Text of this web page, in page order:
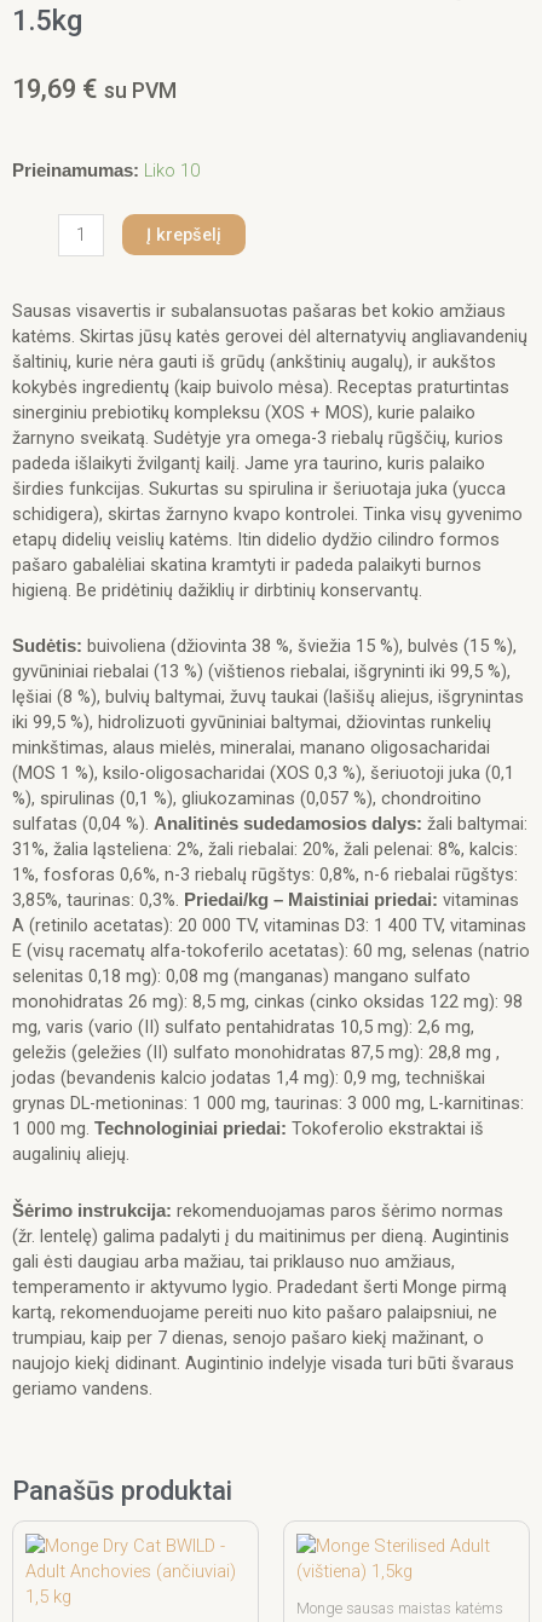
1.5kg
19,69 € su PVM
Prieinamumas: Liko 10
produkto
Monge
sausas
pašaras
katėms
su
buivoliena,
bulvėmis
ir
lęšiais
1.5kg
Į krepšelį
Sausas visavertis ir subalansuotas pašaras bet kokio amžiaus
katėms. Skirtas jūsų katės gerovei dėl alternatyvių angliavandenių
šaltinių, kurie nėra gauti iš grūdų (ankštinių augalų), ir aukštos
kokybės ingredientų (kaip buivolo mėsa). Receptas praturtintas
sinerginiu prebiotikų kompleksu (XOS + MOS), kurie palaiko
žarnyno sveikatą. Sudėtyje yra omega-3 riebalų rūgščių, kurios
padeda išlaikyti žvilgantį kailį. Jame yra taurino, kuris palaiko
širdies funkcijas. Sukurtas su spirulina ir šeriuotaja juka (yucca
schidigera), skirtas žarnyno kvapo kontrolei. Tinka visų gyvenimo
etapų didelių veislių katėms. Itin didelio dydžio cilindro formos
pašaro gabalėliai skatina kramtyti ir padeda palaikyti burnos
higieną. Be pridėtinių dažiklių ir dirbtinių konservantų.
Sudėtis: buivoliena (džiovinta 38 %, šviežia 15 %), bulvės (15 %),
gyvūniniai riebalai (13 %) (vištienos riebalai, išgryninti iki 99,5 %),
lęšiai (8 %), bulvių baltymai, žuvų taukai (lašišų aliejus, išgrynintas
iki 99,5 %), hidrolizuoti gyvūniniai baltymai, džiovintas runkelių
minkštimas, alaus mielės, mineralai, manano oligosacharidai
(MOS 1 %), ksilo-oligosacharidai (XOS 0,3 %), šeriuotoji juka (0,1
%), spirulinas (0,1 %), gliukozaminas (0,057 %), chondroitino
sulfatas (0,04 %). Analitinės sudedamosios dalys: žali baltymai:
31%, žalia ląsteliena: 2%, žali riebalai: 20%, žali pelenai: 8%, kalcis:
1%, fosforas 0,6%, n-3 riebalų rūgštys: 0,8%, n-6 riebalai rūgštys:
3,85%, taurinas: 0,3%. Priedai/kg – Maistiniai priedai: vitaminas
A (retinilo acetatas): 20 000 TV, vitaminas D3: 1 400 TV, vitaminas
E (visų racematų alfa-tokoferilo acetatas): 60 mg, selenas (natrio
selenitas 0,18 mg): 0,08 mg (manganas) mangano sulfato
monohidratas 26 mg): 8,5 mg, cinkas (cinko oksidas 122 mg): 98
mg, varis (vario (II) sulfato pentahidratas 10,5 mg): 2,6 mg,
geležis (geležies (II) sulfato monohidratas 87,5 mg): 28,8 mg ,
jodas (bevandenis kalcio jodatas 1,4 mg): 0,9 mg, techniškai
grynas DL-metioninas: 1 000 mg, taurinas: 3 000 mg, L-karnitinas:
1 000 mg. Technologiniai priedai: Tokoferolio ekstraktai iš
augalinių aliejų.
Šėrimo instrukcija: rekomenduojamas paros šėrimo normas
(žr. lentelę) galima padalyti į du maitinimus per dieną. Augintinis
gali ėsti daugiau arba mažiau, tai priklauso nuo amžiaus,
temperamento ir aktyvumo lygio. Pradedant šerti Monge pirmą
kartą, rekomenduojame pereiti nuo kito pašaro palaipsniui, ne
trumpiau, kaip per 7 dienas, senojo pašaro kiekį mažinant, o
naujojo kiekį didinant. Augintinio indelyje visada turi būti švaraus
geriamo vandens.
Panašūs produktai
Monge sausas maistas katėms